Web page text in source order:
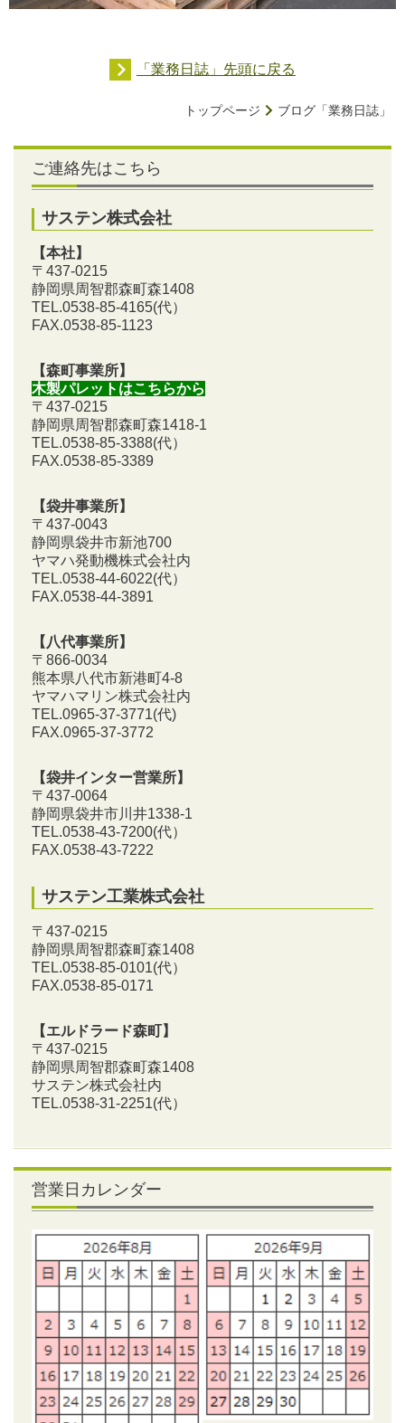
「業務日誌」先頭に戻る
トップページ ブログ「業務日誌」
ご連絡先はこちら
サステン株式会社
【本社】
〒437-0215
静岡県周智郡森町森1408
TEL.0538-85-4165(代）
FAX.0538-85-1123
【森町事業所】
木製パレットはこちらから
〒437-0215
静岡県周智郡森町森1418-1
TEL.0538-85-3388(代）
FAX.0538-85-3389
【袋井事業所】
〒437-0043
静岡県袋井市新池700
ヤマハ発動機株式会社内
TEL.0538-44-6022(代）
FAX.0538-44-3891
【八代事業所】
〒866-0034
熊本県八代市新港町4-8
ヤマハマリン株式会社内
TEL.0965-37-3771(代)
FAX.0965-37-3772
【袋井インター営業所】
〒437-0064
静岡県袋井市川井1338-1
TEL.0538-43-7200(代）
FAX.0538-43-7222
サステン工業株式会社
〒437-0215
静岡県周智郡森町森1408
TEL.0538-85-0101(代）
FAX.0538-85-0171
【エルドラード森町】
〒437-0215
静岡県周智郡森町森1408
サステン株式会社内
TEL.0538-31-2251(代）
営業日カレンダー